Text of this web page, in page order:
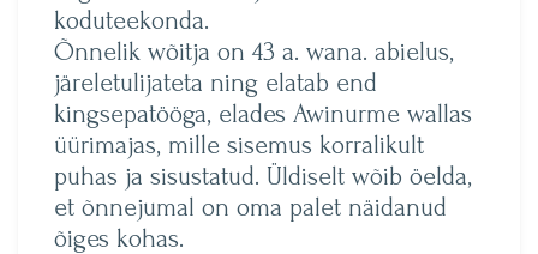
koduteekonda.
Õnnelik wõitja on 43 a. wana. abielus,
järeletulijateta ning elatab end
kingsepatööga, elades Awinurme wallas
üürimajas, mille sisemus korralikult
puhas ja sisustatud. Üldiselt wõib öelda,
et õnnejumal on oma palet näidanud
õiges kohas.